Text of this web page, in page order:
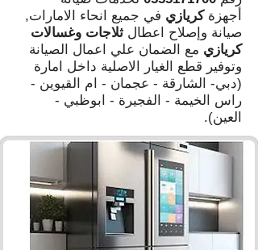
أجهزةكريازي في جميع انحاء الامارات,
صيانة وإصلاح اعطال ثلاجات وغسالات
كريازي مع الضمان علي اعمال الصيانة
وتوفير قطع الغيار الاصلية داخل امارة
(دبي- الشارقة - عجمان - ام القيوين -
راس الخيمة - الفجيرة - ابوظبي -
العين).